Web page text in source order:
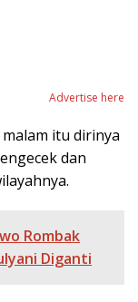
Advertise here
itu dirinya
dan
Rombak
Diganti